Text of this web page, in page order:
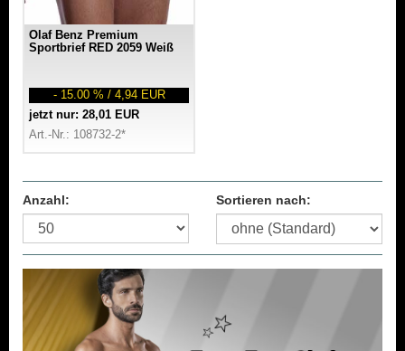
Olaf Benz Premium
Sportbrief RED 2059 Weiß
- 15.00 % / 4,94 EUR
jetzt nur: 28,01 EUR
Art.-Nr.: 108732-2*
Anzahl: Sortieren nach: